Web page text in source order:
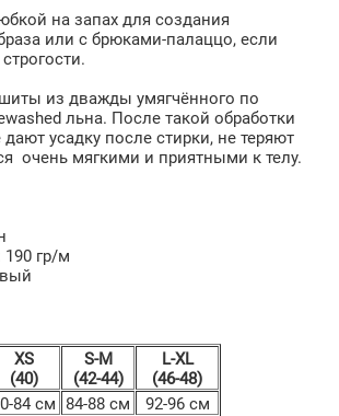
на запах для создания
или с брюками-палаццо, если
из дважды умягчённого по
льна. После такой обработки
усадку после стирки, не теряют
очень мягкими и приятными к телу.
гр/м
XS
(40)
S-M
(42-44)
L-XL
(46-48)
84 см 84-88 см 92-96 см